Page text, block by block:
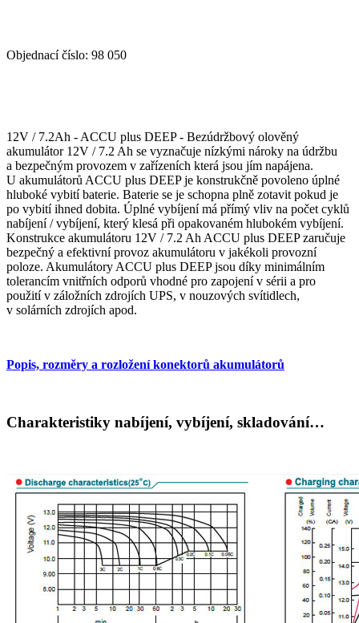
Objednací číslo: 98 050
12V / 7.2Ah - ACCU plus DEEP - Bezúdržbový olověný
akumulátor 12V / 7.2 Ah se vyznačuje nízkými nároky na údržbu
a bezpečným provozem v zařízeních která jsou jím napájena.
U akumulátorů ACCU plus DEEP je konstrukčně povoleno úplné
hluboké vybití baterie. Baterie se je schopna plně zotavit pokud je
po vybití ihned dobita. Úplné vybíjení má přímý vliv na počet cyklů
nabíjení / vybíjení, který klesá při opakovaném hlubokém vybíjení.
Konstrukce akumulátoru 12V / 7.2 Ah ACCU plus DEEP zaručuje
bezpečný a efektivní provoz akumulátoru v jakékoli provozní
poloze. Akumulátory ACCU plus DEEP jsou díky minimálním
tolerancím vnitřních odporů vhodné pro zapojení v sérii a pro
použití v záložních zdrojích UPS, v nouzových svítidlech,
v solárních zdrojích apod.
Popis, rozměry a rozložení konektorů akumulátorů
Charakteristiky nabíjení, vybíjení, skladování…